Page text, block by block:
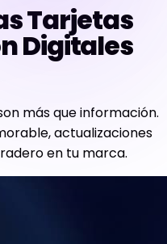
Tarjetas
Digitales
más que información.
actualizaciones
en tu marca.